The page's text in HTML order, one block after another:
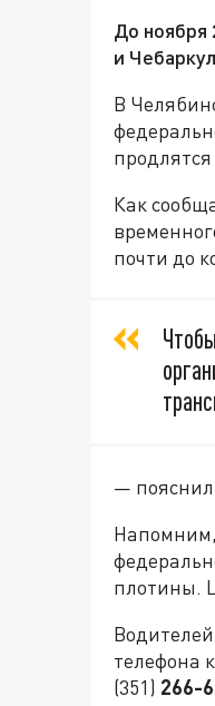
До ноября
и
В
Как
почти до
—
плотины.
телефона
(351) 266-